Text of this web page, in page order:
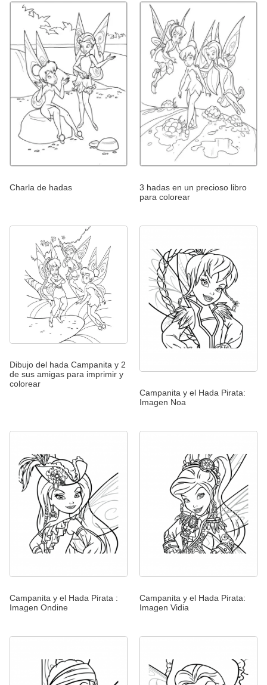
Charla de hadas
3 hadas en un precioso libro
para colorear
Dibujo del hada Campanita y 2
de sus amigas para imprimir y
colorear
Campanita y el Hada Pirata:
Imagen Noa
Campanita y el Hada Pirata :
Imagen Ondine
Campanita y el Hada Pirata:
Imagen Vidia